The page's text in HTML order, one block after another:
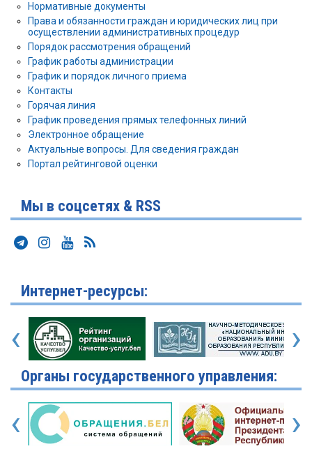
Нормативные документы
Права и обязанности граждан и юридических лиц при
осуществлении административных процедур
Порядок рассмотрения обращений
График работы администрации
График и порядок личного приема
Контакты
Горячая линия
График проведения прямых телефонных линий
Электронное обращение
Актуальные вопросы. Для сведения граждан
Портал рейтинговой оценки
Мы в соцсетях & RSS
Интернет-ресурсы:
‹ ›
Органы государственного управления:
‹ ›